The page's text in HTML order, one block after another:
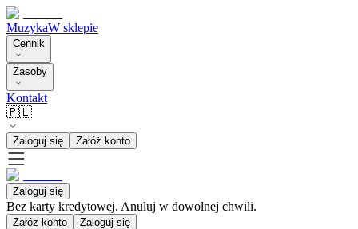
MuzykaW sklepie
Cennik
Zasoby
Kontakt
🇵🇱
Zaloguj się Załóż konto
Zaloguj się
Bez karty kredytowej. Anuluj w dowolnej chwili.
Załóż konto Zaloguj się